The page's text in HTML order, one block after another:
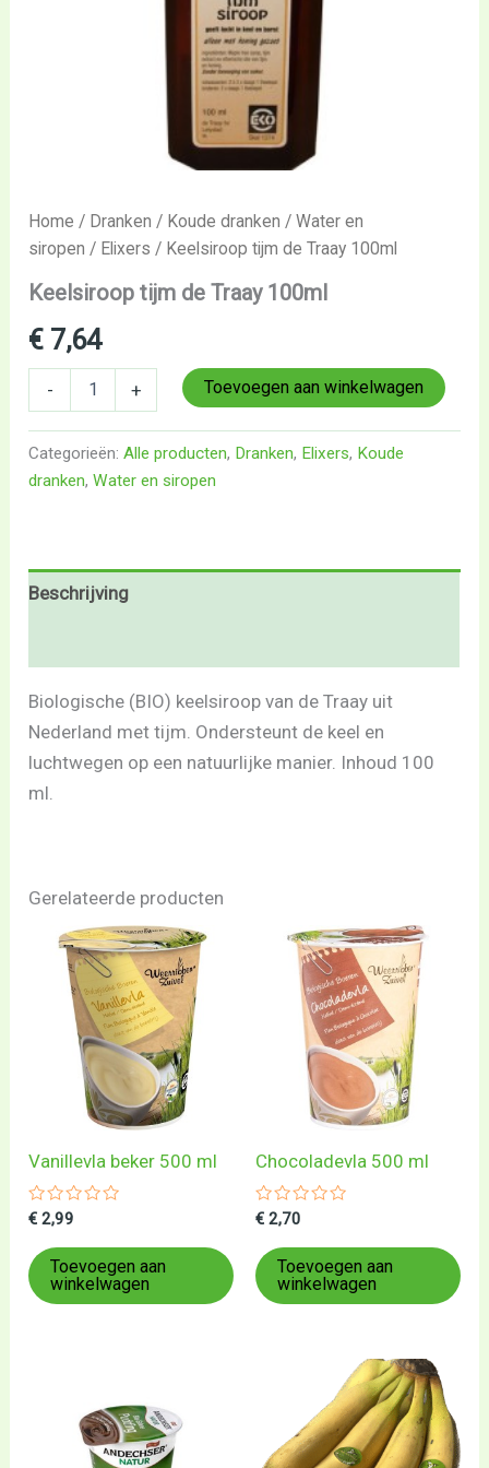
Home / Dranken / Koude dranken /Water en
siropen / Elixers / Keelsiroop tijm de Traay 100ml
Keelsiroop tijm de Traay 100ml
€ 7,64
- + Toevoegen aan winkelwagen
Categorieën:Alle producten, Dranken, Elixers, Koude
dranken,Water en siropen
Beschrijving
Biologische (BIO) keelsiroop van de Traay uit
Nederland met tijm. Ondersteunt de keel en
luchtwegen op een natuurlijke manier. Inhoud 100
ml.
Gerelateerde producten
Vanillevla beker 500 ml
Gewaardeerd
uit
5
€ 2,99
Toevoegen aan
winkelwagen
Chocoladevla 500 ml
Gewaardeerd
uit
5
€ 2,70
Toevoegen aan
winkelwagen